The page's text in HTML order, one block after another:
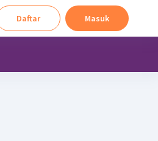
Daftar Masuk